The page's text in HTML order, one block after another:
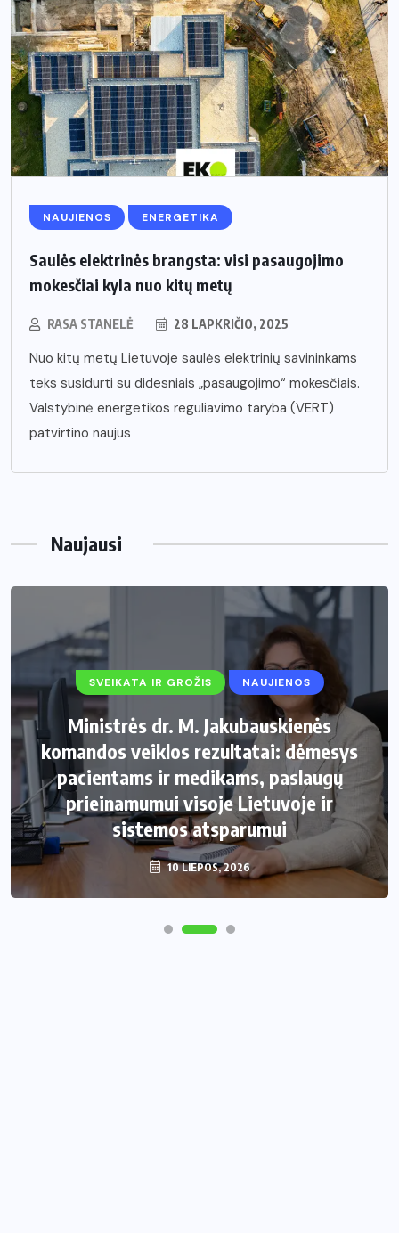
NAUJIENOS ENERGETIKA
Saulės elektrinės brangsta: visi pasaugojimo
mokesčiai kyla nuo kitų metų
RASA STANELĖ 28 LAPKRIČIO, 2025
Nuo kitų metų Lietuvoje saulės elektrinių savininkams
teks susidurti su didesniais „pasaugojimo“ mokesčiais.
Valstybinė energetikos reguliavimo taryba (VERT)
patvirtino naujus
Naujausi
SVEIKATA IR GROŽIS NAUJIENOS
Ministrės dr. M. Jakubauskienės
komandos veiklos rezultatai: dėmesys
pacientams ir medikams, paslaugų
prieinamumui visoje Lietuvoje ir
sistemos atsparumui
10 LIEPOS, 2026